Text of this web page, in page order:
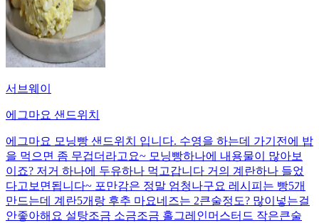
서브웨이
에그마요 샌드위치
에그마요 모닝빵 샌드위치 입니다. 수영을 하는데 가기전에 밥
을 먹으면 좀 무겁더라고요~ 모닝빵하나에 내용물이 많아보
이죠? 저거 하나에 두유하나 먹고갑니다 거의 계란하나 들었
다고보면됩니다~ 포만감은 정말 엄청나구요 레시피는 빵5개
만드는데 계란5개랑 후추 마요네즈는 2큰술정도? 많이넣는걸
안좋아해요 설탕조금 소금조금 홀그레인머스터드 작은큰술